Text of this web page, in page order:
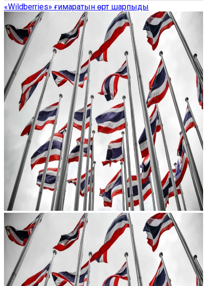
«Wildberries» ғимаратын өрт шарпыды